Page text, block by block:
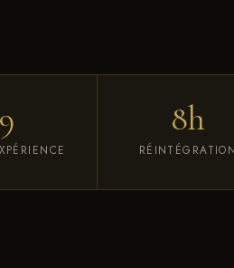
9 8h
RÉINTÉGRATION